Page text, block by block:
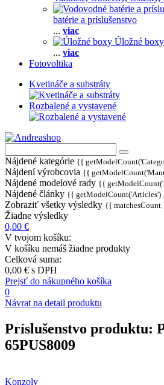
batérie a príslušenstvo
... viac
Úložné boxy
... viac
Fotovoltika
Kvetináče a substráty
Rozbalené a vystavené
Nájdené kategórie {{
Nájdení výrobcovia {{
Nájdené modelové rady {{
Nájdené články {{ getModelCount('Articles')
Zobraziť všetky výsledky {{ matchesCount
Žiadne výsledky
0,00 €
V tvojom košíku:
V košíku nemáš žiadne produkty
Celková suma:
0,00 € s DPH
Prejsť do nákupného košíka
0
Návrat na detail produktu
Príslušenstvo produktu:
65PUS8009
Konzoly